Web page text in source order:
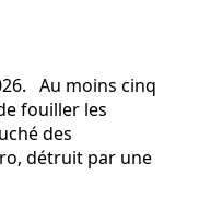
Au moins cinq
fouiller les
des
détruit par une